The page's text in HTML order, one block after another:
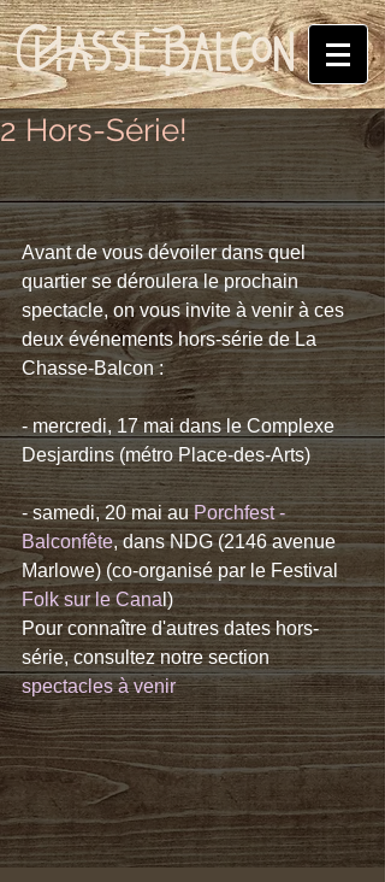
2 Hors-Série!
Avant de vous dévoiler dans quel
quartier se déroulera le prochain
spectacle, on vous invite à venir à ces
deux événements hors-série de La
Chasse-Balcon :
- mercredi, 17 mai dans le Complexe
Desjardins (métro Place-des-Arts)
- samedi, 20 mai au Porchfest -
Balconfête, dans NDG (2146 avenue
Marlowe) (co-organisé par le Festival
Folk sur le Canal)
Pour connaître d'autres dates hors-
série, consultez notre section
spectacles à venir